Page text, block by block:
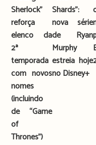
Sherlock”
reforça
elenco da
2ª
temporada
com novos
nomes
(incluindo
de “Game
of
Thrones”)
Shards”:
nova série
de Ryan
Murphy
estreia hoje
no Disney+